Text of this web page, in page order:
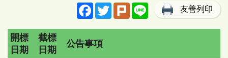
FacebookTwitterPlurk Line 友善列印
開標
日期
截標
日期
公告事項